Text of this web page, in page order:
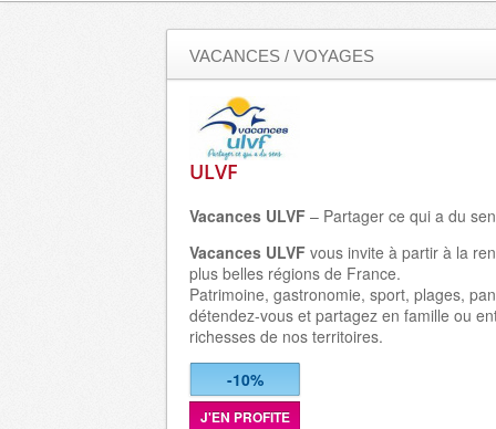
VACANCES / VOYAGES
ULVF
Vacances ULVF – Partager ce qui a du
Vacances ULVF vous invite à partir à la
plus belles régions de France.
Patrimoine, gastronomie, sport, plages,
détendez-vous et partagez en famille ou
richesses de nos territoires.
-10%
J'EN PROFITE